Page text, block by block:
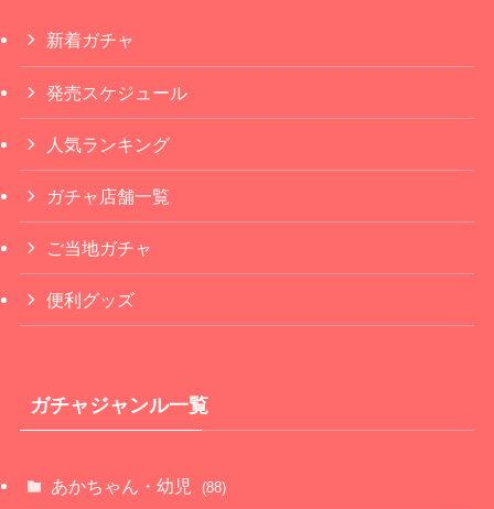
新着ガチャ
発売スケジュール
人気ランキング
ガチャ店舗一覧
ご当地ガチャ
便利グッズ
ガチャジャンル一覧
あかちゃん・幼児 (88)